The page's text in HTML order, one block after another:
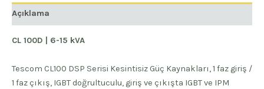
Açıklama
CL 100D | 6-15 kVA
Tescom CL100 DSP Serisi Kesintisiz Güç Kaynakları, 1 faz giriş /
1 faz çıkış, IGBT doğrultuculu, giriş ve çıkışta IGBT ve IPM